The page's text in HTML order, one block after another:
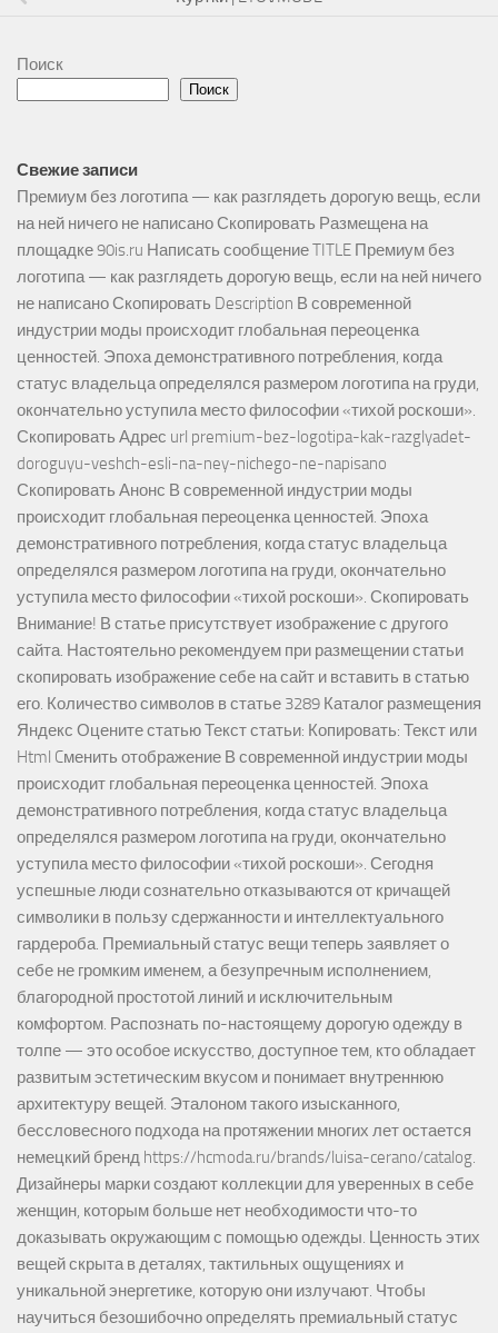
Поиск
Поиск
Свежие записи
Премиум без логотипа — как разглядеть дорогую вещь, если
на ней ничего не написано Скопировать Размещена на
площадке 90is.ru Написать сообщение TITLE Премиум без
логотипа — как разглядеть дорогую вещь, если на ней ничего
не написано Скопировать Description В современной
индустрии моды происходит глобальная переоценка
ценностей. Эпоха демонстративного потребления, когда
статус владельца определялся размером логотипа на груди,
окончательно уступила место философии «тихой роскоши».
Скопировать Адрес url premium-bez-logotipa-kak-razglyadet-
doroguyu-veshch-esli-na-ney-nichego-ne-napisano
Скопировать Анонс В современной индустрии моды
происходит глобальная переоценка ценностей. Эпоха
демонстративного потребления, когда статус владельца
определялся размером логотипа на груди, окончательно
уступила место философии «тихой роскоши». Скопировать
Внимание! В статье присутствует изображение с другого
сайта. Настоятельно рекомендуем при размещении статьи
скопировать изображение себе на сайт и вставить в статью
его. Количество символов в статье 3289 Каталог размещения
Яндекс Оцените статью Текст статьи: Копировать: Текст или
Html Cменить отображение В современной индустрии моды
происходит глобальная переоценка ценностей. Эпоха
демонстративного потребления, когда статус владельца
определялся размером логотипа на груди, окончательно
уступила место философии «тихой роскоши». Сегодня
успешные люди сознательно отказываются от кричащей
символики в пользу сдержанности и интеллектуального
гардероба. Премиальный статус вещи теперь заявляет о
себе не громким именем, а безупречным исполнением,
благородной простотой линий и исключительным
комфортом. Распознать по-настоящему дорогую одежду в
толпе — это особое искусство, доступное тем, кто обладает
развитым эстетическим вкусом и понимает внутреннюю
архитектуру вещей. Эталоном такого изысканного,
бессловесного подхода на протяжении многих лет остается
немецкий бренд https://hcmoda.ru/brands/luisa-cerano/catalog.
Дизайнеры марки создают коллекции для уверенных в себе
женщин, которым больше нет необходимости что-то
доказывать окружающим с помощью одежды. Ценность этих
вещей скрыта в деталях, тактильных ощущениях и
уникальной энергетике, которую они излучают. Чтобы
научиться безошибочно определять премиальный статус